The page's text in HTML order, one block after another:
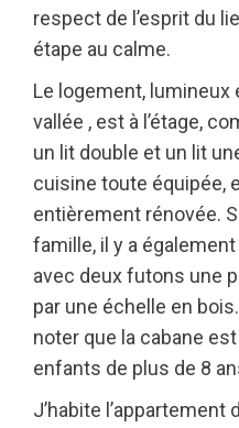
respect de l’esprit du
étape au calme.
Le logement, lumineux
vallée , est à l’étage,
un lit double et un lit
cuisine toute équipée,
entièrement rénovée.
famille, il y a
avec deux futons une
par une échelle en
noter que la cabane
enfants de plus de 8
J’habite